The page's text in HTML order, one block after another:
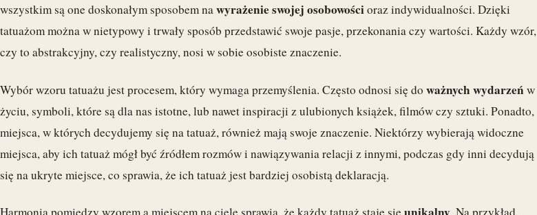
wszystkim są one doskonałym sposobem nawyrażenie swojej osobowościoraz indywidualności. Dzięki
tatuażom można w nietypowy i trwały sposób przedstawić swoje pasje, przekonania czy wartości. Każdy wzór,
czy to abstrakcyjny, czy realistyczny, nosi w sobie osobiste znaczenie.
Wybór wzoru tatuażu jest procesem, który wymaga przemyślenia. Często odnosi się do ważnych wydarzeńw
życiu, symboli, które są dla nas istotne, lub nawet inspiracji z ulubionych książek, filmów czy sztuki. Ponadto,
miejsca, w których decydujemy się na tatuaż, również mają swoje znaczenie. Niektórzy wybierają widoczne
miejsca, aby ich tatuaż mógł być źródłem rozmów i nawiązywania relacji z innymi, podczas gdy inni decydują
się na ukryte miejsce, co sprawia, że ich tatuaż jest bardziej osobistą deklaracją.
Harmonia pomiędzy wzorem a miejscem na ciele sprawia, że każdy tatuaż staje się
. Na przykład,